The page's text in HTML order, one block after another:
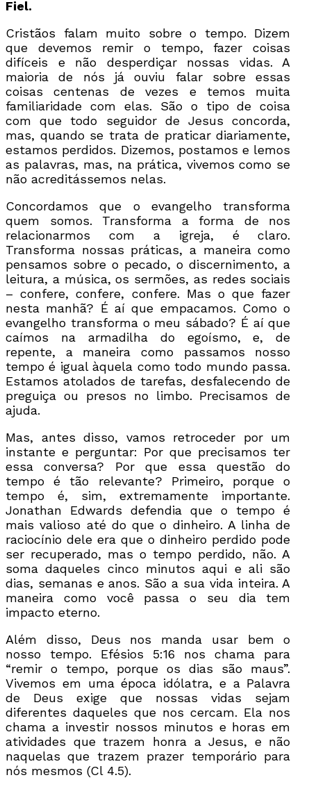
Fiel.
Cristãos falam muito sobre o tempo. Dizem
que devemos remir o tempo, fazer coisas
difíceis e não desperdiçar nossas vidas. A
maioria de nós já ouviu falar sobre essas
coisas centenas de vezes e temos muita
familiaridade com elas. São o tipo de coisa
com que todo seguidor de Jesus concorda,
mas, quando se trata de praticar diariamente,
estamos perdidos. Dizemos, postamos e lemos
as palavras, mas, na prática, vivemos como se
não acreditássemos nelas.
Concordamos que o evangelho transforma
quem somos. Transforma a forma de nos
relacionarmos com a igreja, é claro.
Transforma nossas práticas, a maneira como
pensamos sobre o pecado, o discernimento, a
leitura, a música, os sermões, as redes sociais
– confere, confere, confere. Mas o que fazer
nesta manhã? É aí que empacamos. Como o
evangelho transforma o meu sábado? É aí que
caímos na armadilha do egoísmo, e, de
repente, a maneira como passamos nosso
tempo é igual àquela como todo mundo passa.
Estamos atolados de tarefas, desfalecendo de
preguiça ou presos no limbo. Precisamos de
ajuda.
Mas, antes disso, vamos retroceder por um
instante e perguntar: Por que precisamos ter
essa conversa? Por que essa questão do
tempo é tão relevante? Primeiro, porque o
tempo é, sim, extremamente importante.
Jonathan Edwards defendia que o tempo é
mais valioso até do que o dinheiro. A linha de
raciocínio dele era que o dinheiro perdido pode
ser recuperado, mas o tempo perdido, não. A
soma daqueles cinco minutos aqui e ali são
dias, semanas e anos. São a sua vida inteira. A
maneira como você passa o seu dia tem
impacto eterno.
Além disso, Deus nos manda usar bem o
nosso tempo. Efésios 5:16 nos chama para
“remir o tempo, porque os dias são maus”.
Vivemos em uma época idólatra, e a Palavra
de Deus exige que nossas vidas sejam
diferentes daqueles que nos cercam. Ela nos
chama a investir nossos minutos e horas em
atividades que trazem honra a Jesus, e não
naquelas que trazem prazer temporário para
nós mesmos (Cl 4.5).